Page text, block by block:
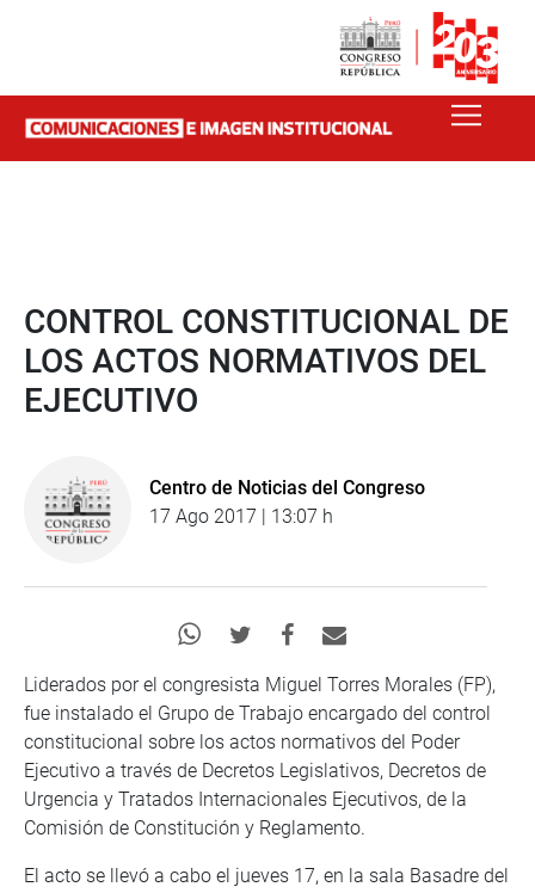
CONTROL CONSTITUCIONAL DE
LOS ACTOS NORMATIVOS DEL
EJECUTIVO
Centro de Noticias del Congreso
17 Ago 2017 | 13:07 h
Liderados por el congresista Miguel Torres Morales (FP),
fue instalado el Grupo de Trabajo encargado del control
constitucional sobre los actos normativos del Poder
Ejecutivo a través de Decretos Legislativos, Decretos de
Urgencia y Tratados Internacionales Ejecutivos, de la
Comisión de Constitución y Reglamento.
El acto se llevó a cabo el jueves 17, en la sala Basadre del